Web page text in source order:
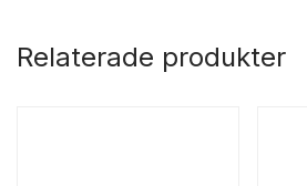
Relaterade produkter